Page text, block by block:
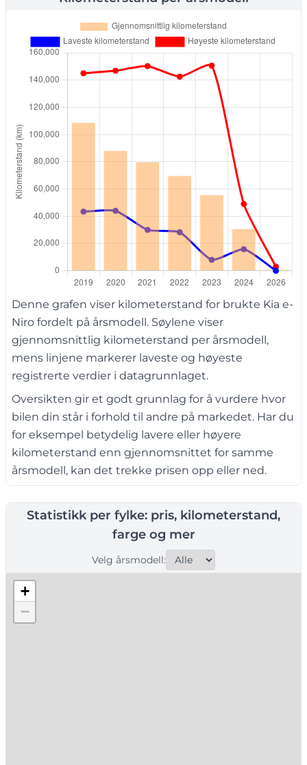
Denne grafen viser kilometerstand for brukte Kia e-
Niro fordelt på årsmodell. Søylene viser
gjennomsnittlig kilometerstand per årsmodell,
mens linjene markerer laveste og høyeste
registrerte verdier i datagrunnlaget.
Oversikten gir et godt grunnlag for å vurdere hvor
bilen din står i forhold til andre på markedet. Har du
for eksempel betydelig lavere eller høyere
kilometerstand enn gjennomsnittet for samme
årsmodell, kan det trekke prisen opp eller ned.
Statistikk per fylke: pris, kilometerstand,
farge og mer
Velg årsmodell:
+
−